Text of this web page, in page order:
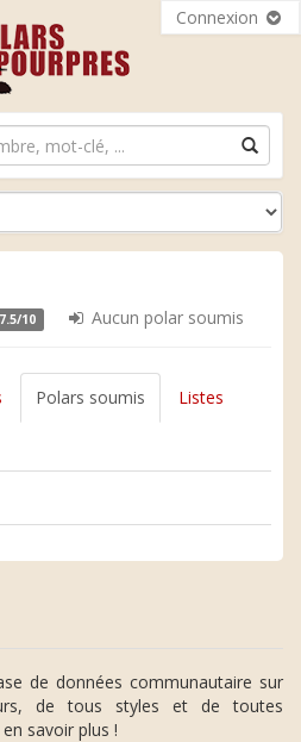
Connexion
7.5/10 Aucun polar soumis
Polars soumis Listes
de données communautaire sur
de tous styles et de toutes
savoir plus !